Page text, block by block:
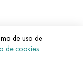
de uso de
de cookies.